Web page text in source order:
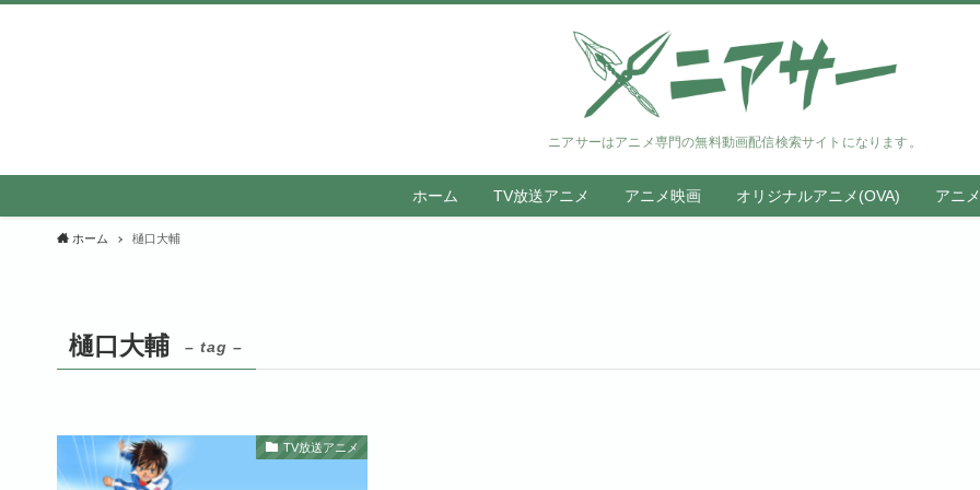
ニアサーはアニメ専門の無料動画配信検索サイトになります。
ホーム TV放送アニメ アニメ映画 オリジナルアニメ(OVA) アニ
ホーム 樋口大輔
樋口大輔 – tag –
TV放送アニメ